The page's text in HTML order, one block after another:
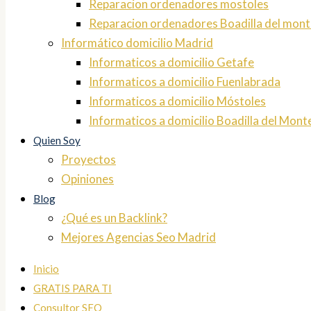
Reparacion ordenadores mostoles
Reparacion ordenadores Boadilla del
Informático domicilio Madrid
Informaticos a domicilio Getafe
Informaticos a domicilio Fuenlabrada
Informaticos a domicilio Móstoles
Informaticos a domicilio Boadilla del
Quien Soy
Proyectos
Opiniones
Blog
¿Qué es un Backlink?
Mejores Agencias Seo Madrid
Inicio
GRATIS PARA TI
Consultor SEO